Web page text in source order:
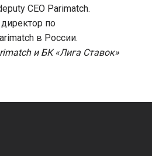
CEO Parimatch.
по
в России.
и БК «Лига Ставок»